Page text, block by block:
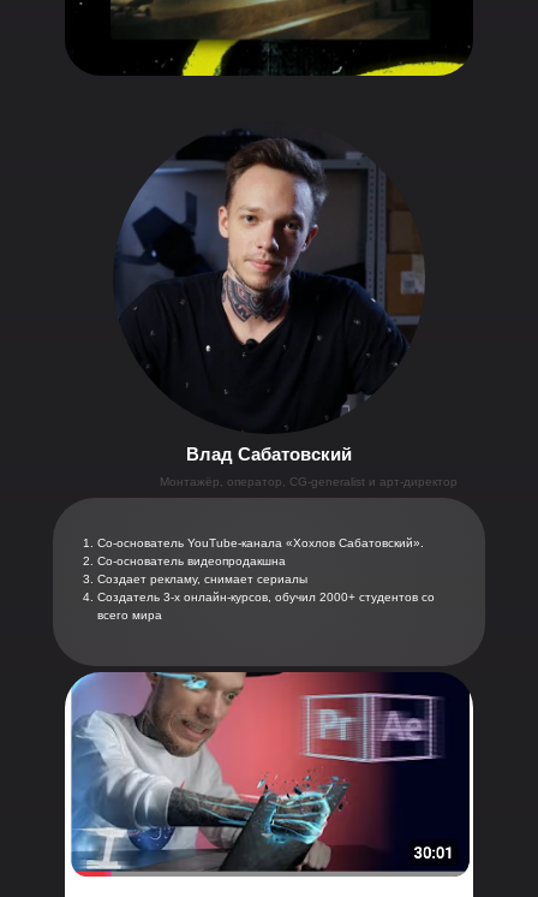
Со-основатель YouTube-канала «Хохлов Сабатовский».
Со-основатель видеопродакшна
Создает рекламу, снимает сериалы
Создатель 3-х онлайн-курсов, обучил 2000+ студентов со
всего мира
Влад Сабатовский
Монтажёр, оператор, CG-generalist и арт-директор